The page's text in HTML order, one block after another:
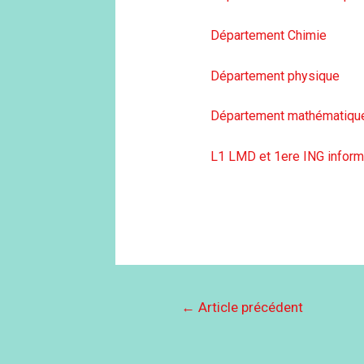
Département Chimie
Département physique
Département
L1 LMD et 1ere ING
← Article précédent